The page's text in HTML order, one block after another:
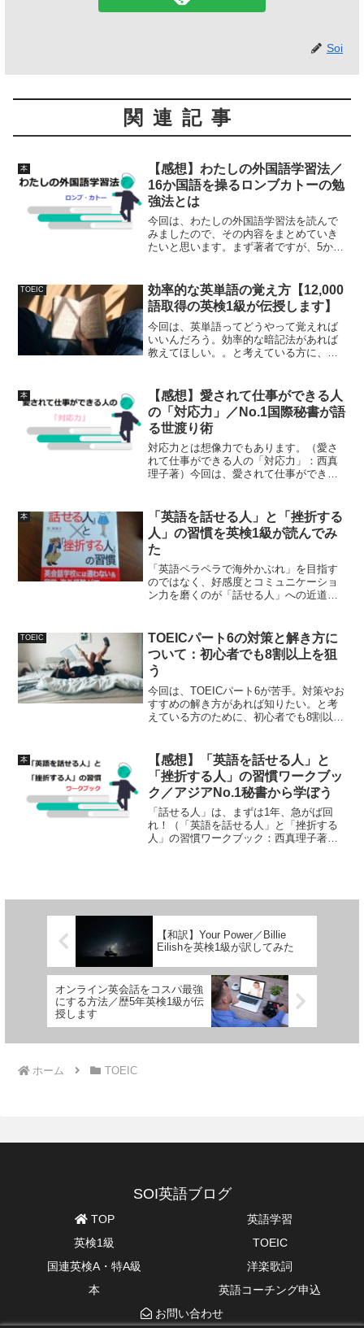
Soi
関連記事
本
【感想】わたしの外国語学習法／
16か国語を操るロンブカトーの勉
強法とは
今回は、わたしの外国語学習法を読んで
みましたので、その内容をまとめていき
たいと思います。まず著者ですが、5か国
ツイートをしました。英語を勉強したい
けど、どんな方法で...
TOEIC
効率的な英単語の覚え方【12,000
語取得の英検1級が伝授します】
今回は、英単語ってどうやって覚えれば
いいんだろう。効率的な暗記法があれば
教えてほしい。。と考えている方に、効
イートをしました。ちなみに私ですが、
留学経験なしで英検1級や...
本
【感想】愛されて仕事ができる人
の「対応力」／No.1国際秘書が語
る世渡り術
対応力とは想像力でもあります。（愛さ
れて仕事ができる人の「対応力」：西真
理子著）今回は、愛されて仕事ができる
ついてはこちらをご覧ください。見るだ
けで凄いことがわかります...
本
「英語を話せる人」と「挫折する
人」の習慣を英検1級が読んでみ
た
「英語ペラペラで海外かぶれ」を目指す
のではなく、好感度とコミュニケーショ
ン力を磨くのが「話せる人」への近道で
を話せる人」と「挫折する人」の習慣を
読んでみたので、まとめてい...
TOEIC
TOEICパート6の対策と解き方に
ついて：初心者でも8割以上を狙
う
今回は、TOEICパート6が苦手。対策やお
すすめの解き方があれば知りたい。と考
えている方のために、初心者でも8割以上
す。TOEICパート6って地味に手間取りま
せんか...
本
【感想】「英語を話せる人」と
「挫折する人」の習慣ワークブッ
ク／アジアNo.1秘書から学ぼう
「話せる人」は、まずは1年、急がば回
れ！（「英語を話せる人」と「挫折する
人」の習慣ワークブック：西真理子著）
【和訳】Your Power／Billie
Eilishを英検1級が訳してみた
オンライン英会話をコスパ最強
にする方法／歴5年英検1級が伝
授します
ホーム TOEIC
SOI英語ブログ
TOP
英語学習
英検1級
TOEIC
国連英検A・特A級
洋楽歌詞
本
英語コーチング申込
お問い合わせ